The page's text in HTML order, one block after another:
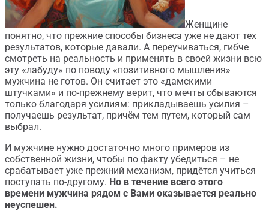
Женщине
понятно, что прежние способы бизнеса уже не дают тех
результатов, которые давали. А переучиваться, гибче
смотреть на реальность и применять в своей жизни всю
эту «лабуду» по поводу «позитивного мышления»
мужчина не готов. Он считает это «дамскими
штучками» и по-прежнему верит, что мечты сбываются
только благодаря усилиям: прикладываешь усилия –
получаешь результат, причём тем путем, который сам
выбрал.
И мужчине нужно достаточно много примеров из
собственной жизни, чтобы по факту убедиться – не
срабатывает уже прежний механизм, придётся учиться
поступать по-другому. Но в течение всего этого
времени мужчина рядом с Вами оказывается реально
неуспешен.